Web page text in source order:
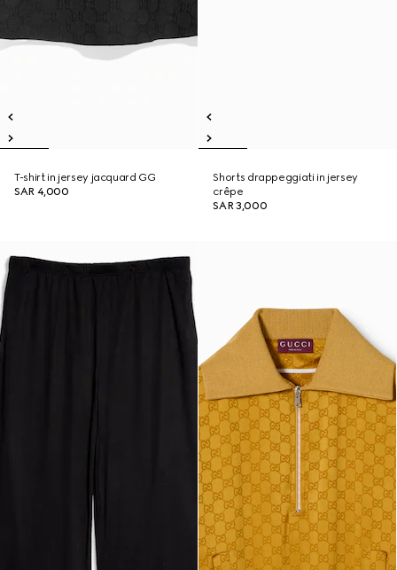
T-shirt in jersey jacquard GG
SAR 4,000
Shorts drappeggiati in jersey
crêpe
SAR 3,000